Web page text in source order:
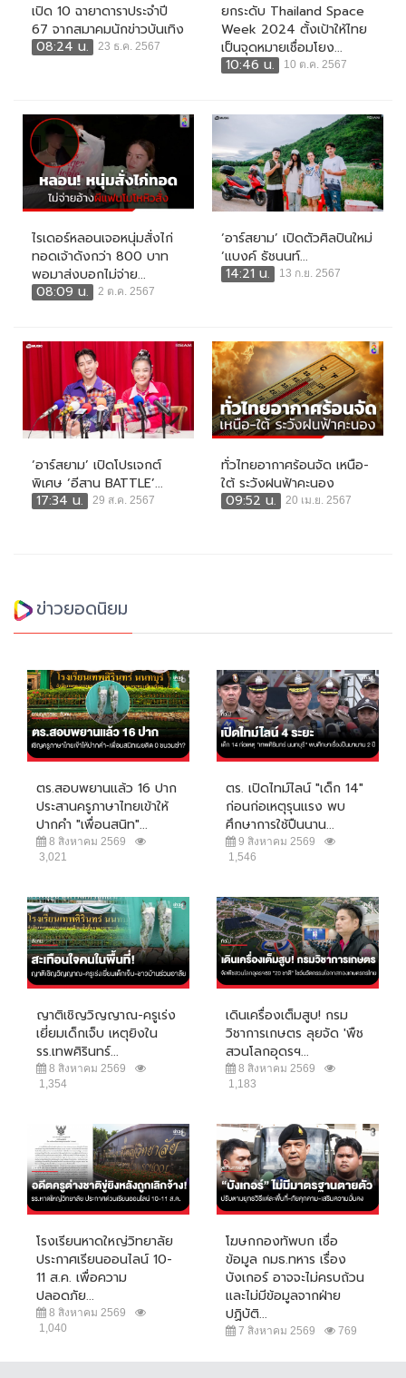
เปิด 10 ฉายาดาราประจำปี
67 จากสมาคมนักข่าวบันเทิง
08:24 น.
23 ธ.ค. 2567
ยกระดับ Thailand Space
Week 2024 ตั้งเป้าให้ไทย
เป็นจุดหมายเชื่อมโยง...
10:46 น.
10 ต.ค. 2567
ไรเดอร์หลอนเจอหนุ่มสั่งไก่
ทอดเจ้าดังกว่า 800 บาท
พอมาส่งบอกไม่จ่าย...
08:09 น.
2 ต.ค. 2567
‘อาร์สยาม’ เปิดตัวศิลปินใหม่
‘แบงค์ ธัชนนท์...
14:21 น.
13 ก.ย. 2567
‘อาร์สยาม’ เปิดโปรเจกต์
พิเศษ ‘อีสาน BATTLE’...
17:34 น.
29 ส.ค. 2567
ทั่วไทยอากาศร้อนจัด เหนือ-
ใต้ ระวังฝนฟ้าคะนอง
09:52 น.
20 เม.ย. 2567
ข่าวยอดนิยม
ตร.สอบพยานแล้ว 16 ปาก
ประสานครูภาษาไทยเข้าให้
ปากคำ "เพื่อนสนิท"...
8 สิงหาคม 2569
3,021
ตร. เปิดไทม์ไลน์ "เด็ก 14"
ก่อนก่อเหตุรุนแรง พบ
ศึกษาการใช้ปืนนาน...
9 สิงหาคม 2569
1,546
ญาติเชิญวิญญาณ-ครูเร่ง
เยี่ยมเด็กเจ็บ เหตุยิงใน
รร.เทพศิรินทร์...
8 สิงหาคม 2569
1,354
เดินเครื่องเต็มสูบ! กรม
วิชาการเกษตร ลุยจัด 'พืช
สวนโลกอุดรฯ...
8 สิงหาคม 2569
1,183
โรงเรียนหาดใหญ่วิทยาลัย
ประกาศเรียนออนไลน์ 10-
11 ส.ค. เพื่อความ
ปลอดภัย...
8 สิงหาคม 2569
1,040
โฆษกกองทัพบก เชื่อ
ข้อมูล กมธ.ทหาร เรื่อง
บังเกอร์ อาจจะไม่ครบถ้วน
และไม่มีข้อมูลจากฝ่าย
ปฏิบัติ...
7 สิงหาคม 2569 769